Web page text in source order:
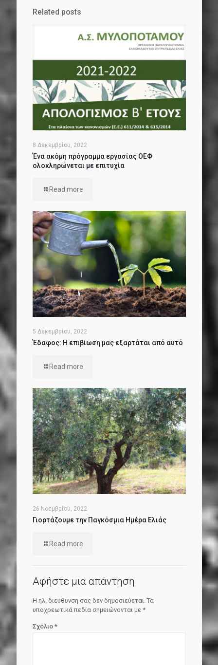
Related posts
8 Δεκεμβρίου, 2022
Ένα ακόμη πρόγραμμα εργασίας ΟΕΦ
ολοκληρώνεται με επιτυχία
Read more
5 Δεκεμβρίου, 2022
Έδαφος: Η επιβίωση μας εξαρτάται από αυτό
Read more
26 Νοεμβρίου, 2022
Γιορτάζουμε την Παγκόσμια Ημέρα Ελιάς
Read more
Αφήστε μια απάντηση
Η ηλ. διεύθυνση σας δεν δημοσιεύεται. Τα
υποχρεωτικά πεδία σημειώνονται με *
Σχόλιο *